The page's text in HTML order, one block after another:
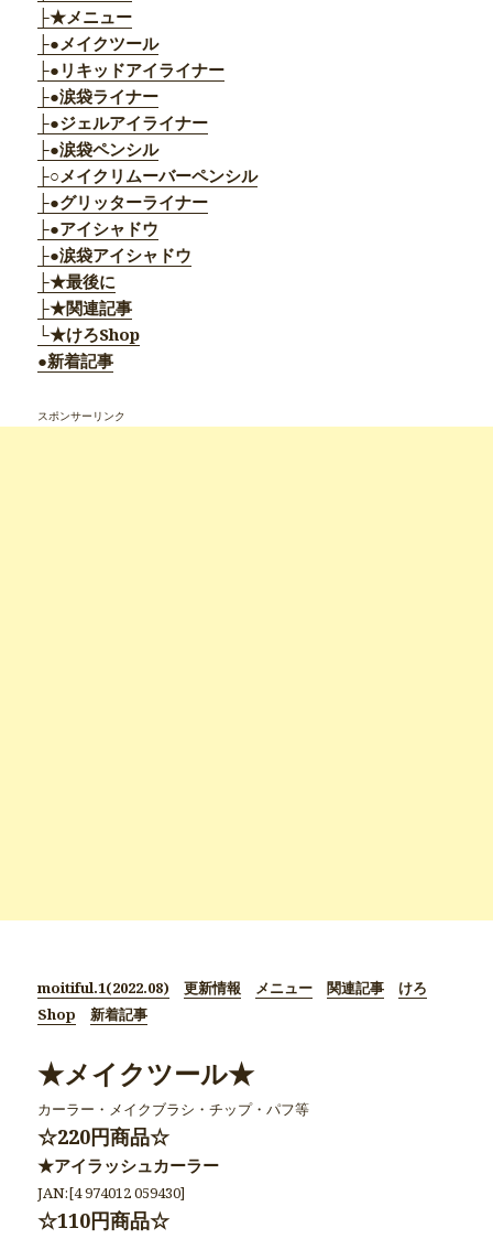
├★メニュー
├●メイクツール
├●リキッドアイライナー
├●涙袋ライナー
├●ジェルアイライナー
├●涙袋ペンシル
├○メイクリムーバーペンシル
├●グリッターライナー
├●アイシャドウ
├●涙袋アイシャドウ
├★最後に
├★関連記事
└★けろShop
●新着記事
スポンサーリンク
moitiful.1(2022.08) 更新情報 メニュー 関連記事
けろ
Shop
新着記事
★メイクツール★
カーラー・メイクブラシ・チップ・パフ等
☆220円商品☆
★アイラッシュカーラー
JAN:[4 974012 059430]
☆110円商品☆